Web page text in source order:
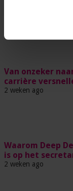
Van onzeker
carrière
2 weken ago
Waarom Deep
is op het
2 weken ago